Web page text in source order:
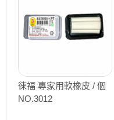
徠福 專家用軟橡皮 / 個
NO.3012